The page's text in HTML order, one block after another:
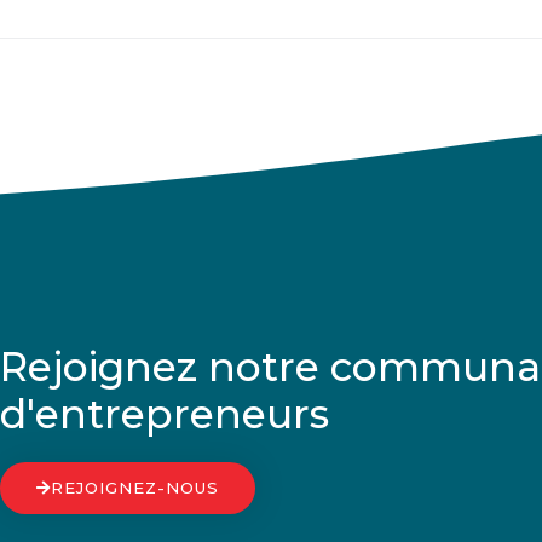
Rejoignez notre
d'entrepreneurs
REJOIGNEZ-NOUS